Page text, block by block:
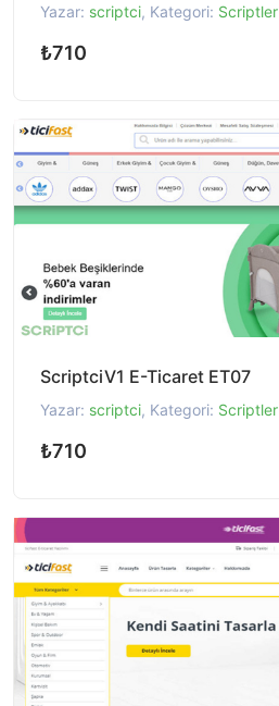
Yazar: scriptci, Kategori: Scriptler
₺710
ScriptciV1 E-Ticaret ET07
Yazar: scriptci, Kategori: Scriptler
₺710